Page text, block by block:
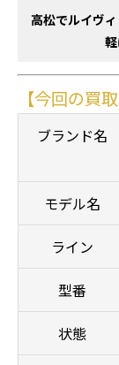
高松でルイヴ
【今回の買
ブランド名
モデル名
ライン
型番
状態